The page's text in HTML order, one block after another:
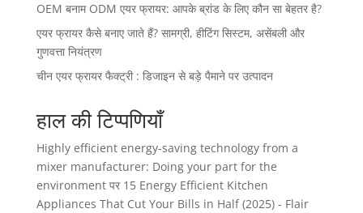
OEM बनाम ODM एयर फ्रायर: आपके ब्रांड के लिए कौन सा बेहतर है?
एयर फ्रायर कैसे बनाए जाते हैं? सामग्री, हीटिंग सिस्टम, असेंबली और
गुणवत्ता नियंत्रण
चीन एयर फ्रायर फैक्ट्री : डिजाइन से बड़े पैमाने पर उत्पादन
हाल की टिप्पणियाँ
Highly efficient energy-saving technology from a
mixer manufacturer: Doing your part for the
environmentपर 15 Energy Efficient Kitchen
Appliances That Cut Your Bills in Half (2025) - Flair